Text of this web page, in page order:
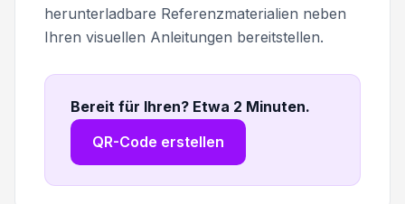
herunterladbare Referenzmaterialien neben
Ihren visuellen Anleitungen bereitstellen.
Bereit für Ihren? Etwa 2 Minuten.
QR-Code erstellen